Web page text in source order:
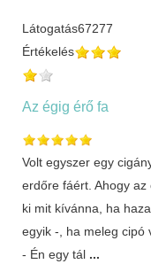
Látogatás67277
Értékelés
Az égig érő fa
Volt egyszer egy
erdőre fáért. Ahogy az
ki mit kívánna, ha
egyik -, ha meleg cipó
- Én egy tál ...